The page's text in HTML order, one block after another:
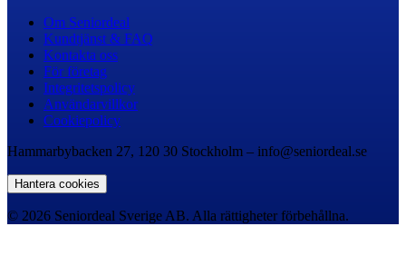
Om Seniordeal
Kundtjänst & FAQ
Kontakta oss
För företag
Integritetspolicy
Användarvillkor
Cookiepolicy
Hammarbybacken 27, 120 30 Stockholm – info@seniordeal.se
Hantera cookies
© 2026 Seniordeal Sverige AB. Alla rättigheter förbehållna.